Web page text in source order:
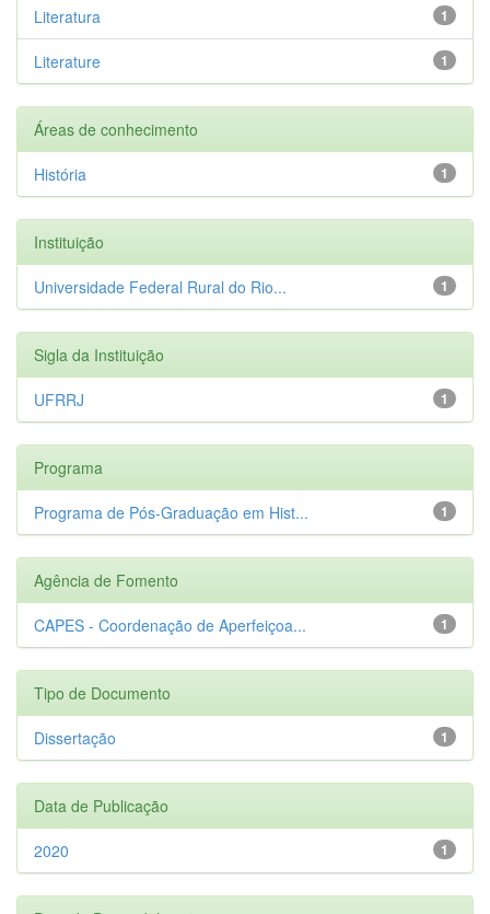
1
Literatura
1
Literature
Áreas de conhecimento
1
História
Instituição
1
Universidade Federal Rural do Rio...
Sigla da Instituição
1
UFRRJ
Programa
1
Programa de Pós-Graduação em Hist...
Agência de Fomento
1
CAPES - Coordenação de Aperfeiçoa...
Tipo de Documento
1
Dissertação
Data de Publicação
1
2020